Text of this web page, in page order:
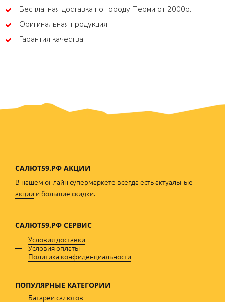
Бесплатная доставка по городу Перми от 2000р.
Оригинальная продукция
Гарантия качества
САЛЮТ59.РФ АКЦИИ
В нашем онлайн супермаркете всегда естьактуальные
акции и большие скидки.
САЛЮТ59.РФ СЕРВИС
Условия доставки
Условия оплаты
Политика конфиденциальности
ПОПУЛЯРНЫЕ КАТЕГОРИИ
Батареи салютов